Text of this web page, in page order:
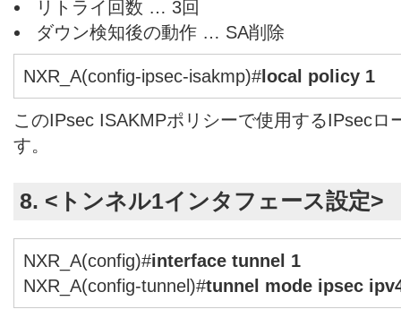
リトライ回数 … 3回
ダウン検知後の動作 … SA削除
NXR_A(config-ipsec-isakmp)#local policy 1
このIPsec ISAKMPポリシーで使用するIPsecロ
す。
8. <トンネル1インタフェース設定>
NXR_A(config)#interface tunnel 1
NXR_A(config-tunnel)#tunnel mode ipsec